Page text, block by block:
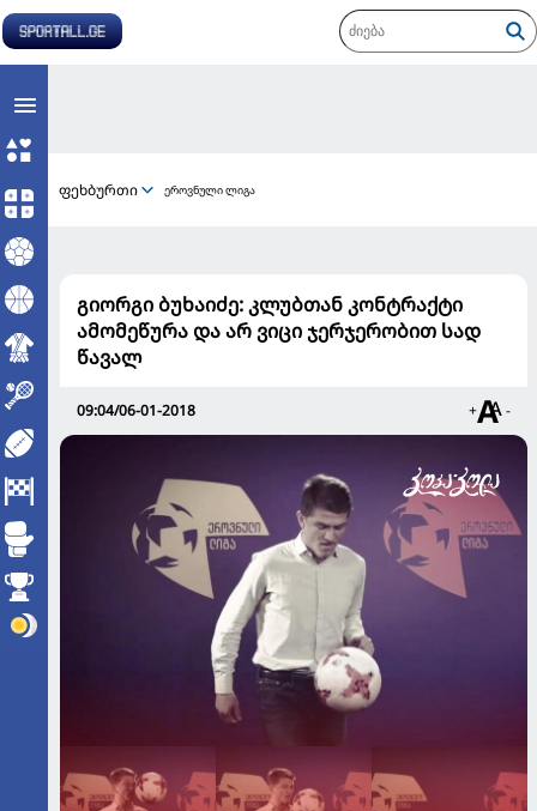
ფეხბურთი ეროვნული ლიგა
გიორგი ბუხაიძე: კლუბთან კონტრაქტი
ამომეწურა და არ ვიცი ჯერჯერობით სად
წავალ
09:04/06-01-2018 + -